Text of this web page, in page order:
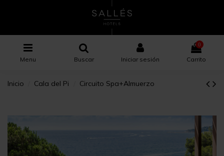
Menu Buscar Iniciar sesión
0
Carrito
Inicio Cala del Pi Circuito Spa+Almuerzo